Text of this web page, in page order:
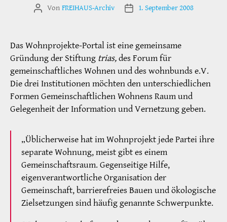
Beitragsautor
Von FREIHAUS-Archiv Veröffentlichungsdatum
1. September 2008
Das Wohnprojekte-Portal ist eine gemeinsame
Gründung der Stiftung trias,des Forum für
gemeinschaftliches Wohnen und des wohnbunds e.V.
Die drei Institutionen möchten den unterschiedlichen
Formen Gemeinschaftlichen Wohnens Raum und
Gelegenheit der Information und Vernetzung geben.
„Üblicherweise hat im Wohnprojekt jede Partei ihre
separate Wohnung, meist gibt es einem
Gemeinschaftsraum. Gegenseitige Hilfe,
eigenverantwortliche Organisation der
Gemeinschaft, barrierefreies Bauen und ökologische
Zielsetzungen sind häufig genannte Schwerpunkte.